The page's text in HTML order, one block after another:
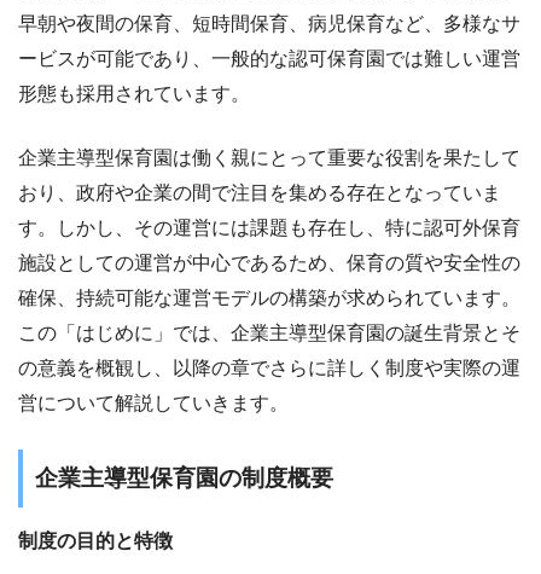
早朝や夜間の保育、短時間保育、病児保育など、多様なサ
ービスが可能であり、一般的な認可保育園では難しい運営
形態も採用されています。
企業主導型保育園は働く親にとって重要な役割を果たして
おり、政府や企業の間で注目を集める存在となっていま
す。しかし、その運営には課題も存在し、特に認可外保育
施設としての運営が中心であるため、保育の質や安全性の
確保、持続可能な運営モデルの構築が求められています。
この「はじめに」では、企業主導型保育園の誕生背景とそ
の意義を概観し、以降の章でさらに詳しく制度や実際の運
営について解説していきます。
企業主導型保育園の制度概要
制度の目的と特徴